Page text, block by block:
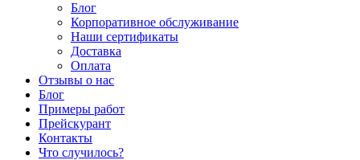
Блог
Корпоративное обслуживание
Наши сертификаты
Доставка
Оплата
Отзывы о нас
Блог
Примеры работ
Прейскурант
Контакты
Что случилось?